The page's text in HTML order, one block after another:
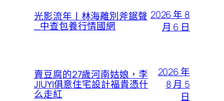
光影流年丨林海離別斧鋸聲
_中查包養行情國網
2026 年 8
月 6 日
賣豆腐的27歲河南姑娘，李
JIUYI俱意住宅設計福貴憑什
么走紅
2026 年
8 月 5
日